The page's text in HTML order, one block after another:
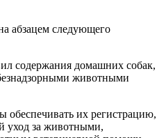
абзацем следующего
содержания домашних собак,
животными
их регистрацию,
уход за животными,